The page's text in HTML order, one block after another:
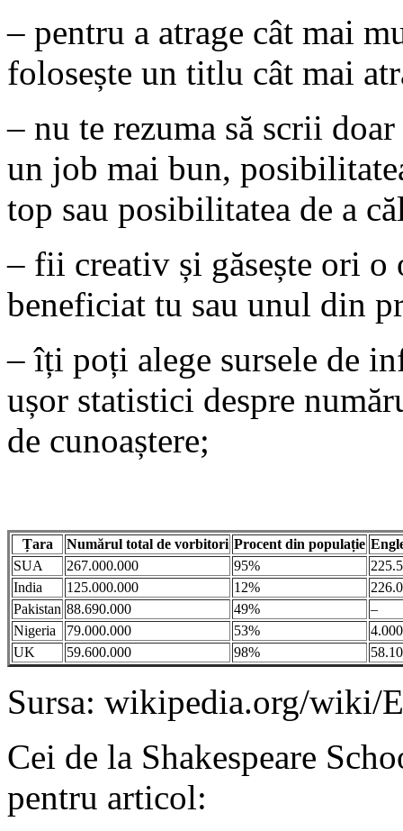
– pentru a atrage cât mai
folosește un titlu cât mai
– nu te rezuma să scrii
un job mai bun,
top sau posibilitatea de a
– fii creativ și găsește ori
beneficiat tu sau unul din
– îți poți alege sursele de
ușor statistici despre
de cunoaștere;
Țara Numărul total de vorbitori Procent din populație
SUA
267.000.000 95%
India
125.000.000 12%
Pakistan 88.690.000 49%
–
Nigeria
79.000.000 53%
UK
59.600.000 98%
Sursa: wikipedia.org/wiki/
Cei de la Shakespeare
pentru articol: